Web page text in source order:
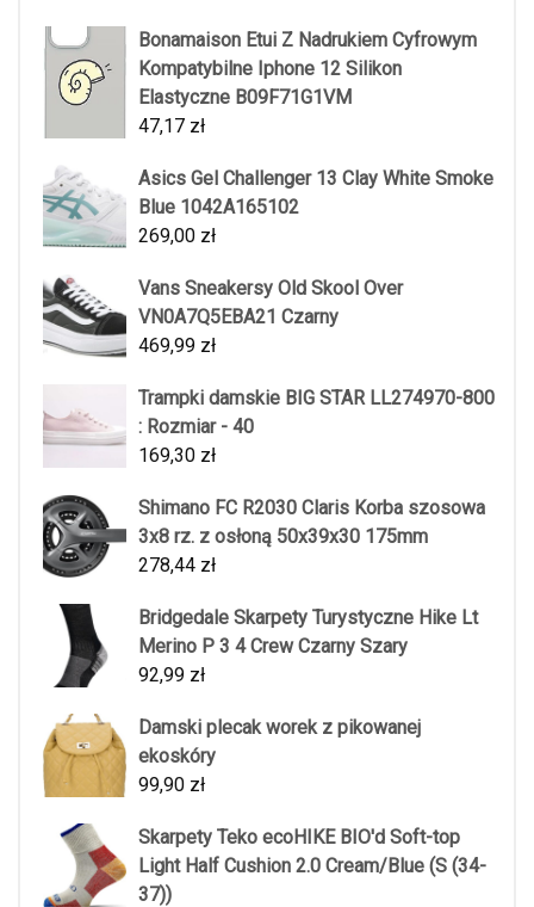
Bonamaison Etui Z Nadrukiem Cyfrowym
Kompatybilne Iphone 12 Silikon
Elastyczne B09F71G1VM
47,17 zł
Asics Gel Challenger 13 Clay White Smoke
Blue 1042A165102
269,00 zł
Vans Sneakersy Old Skool Over
VN0A7Q5EBA21 Czarny
469,99 zł
Trampki damskie BIG STAR LL274970-800
: Rozmiar - 40
169,30 zł
Shimano FC R2030 Claris Korba szosowa
3x8 rz. z osłoną 50x39x30 175mm
278,44 zł
Bridgedale Skarpety Turystyczne Hike Lt
Merino P 3 4 Crew Czarny Szary
92,99 zł
Damski plecak worek z pikowanej
ekoskóry
99,90 zł
Skarpety Teko ecoHIKE BIO'd Soft-top
Light Half Cushion 2.0 Cream/Blue (S (34-
37))